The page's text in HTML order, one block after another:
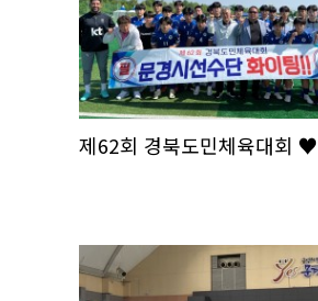
제62회 경북도민체육대회 ♥